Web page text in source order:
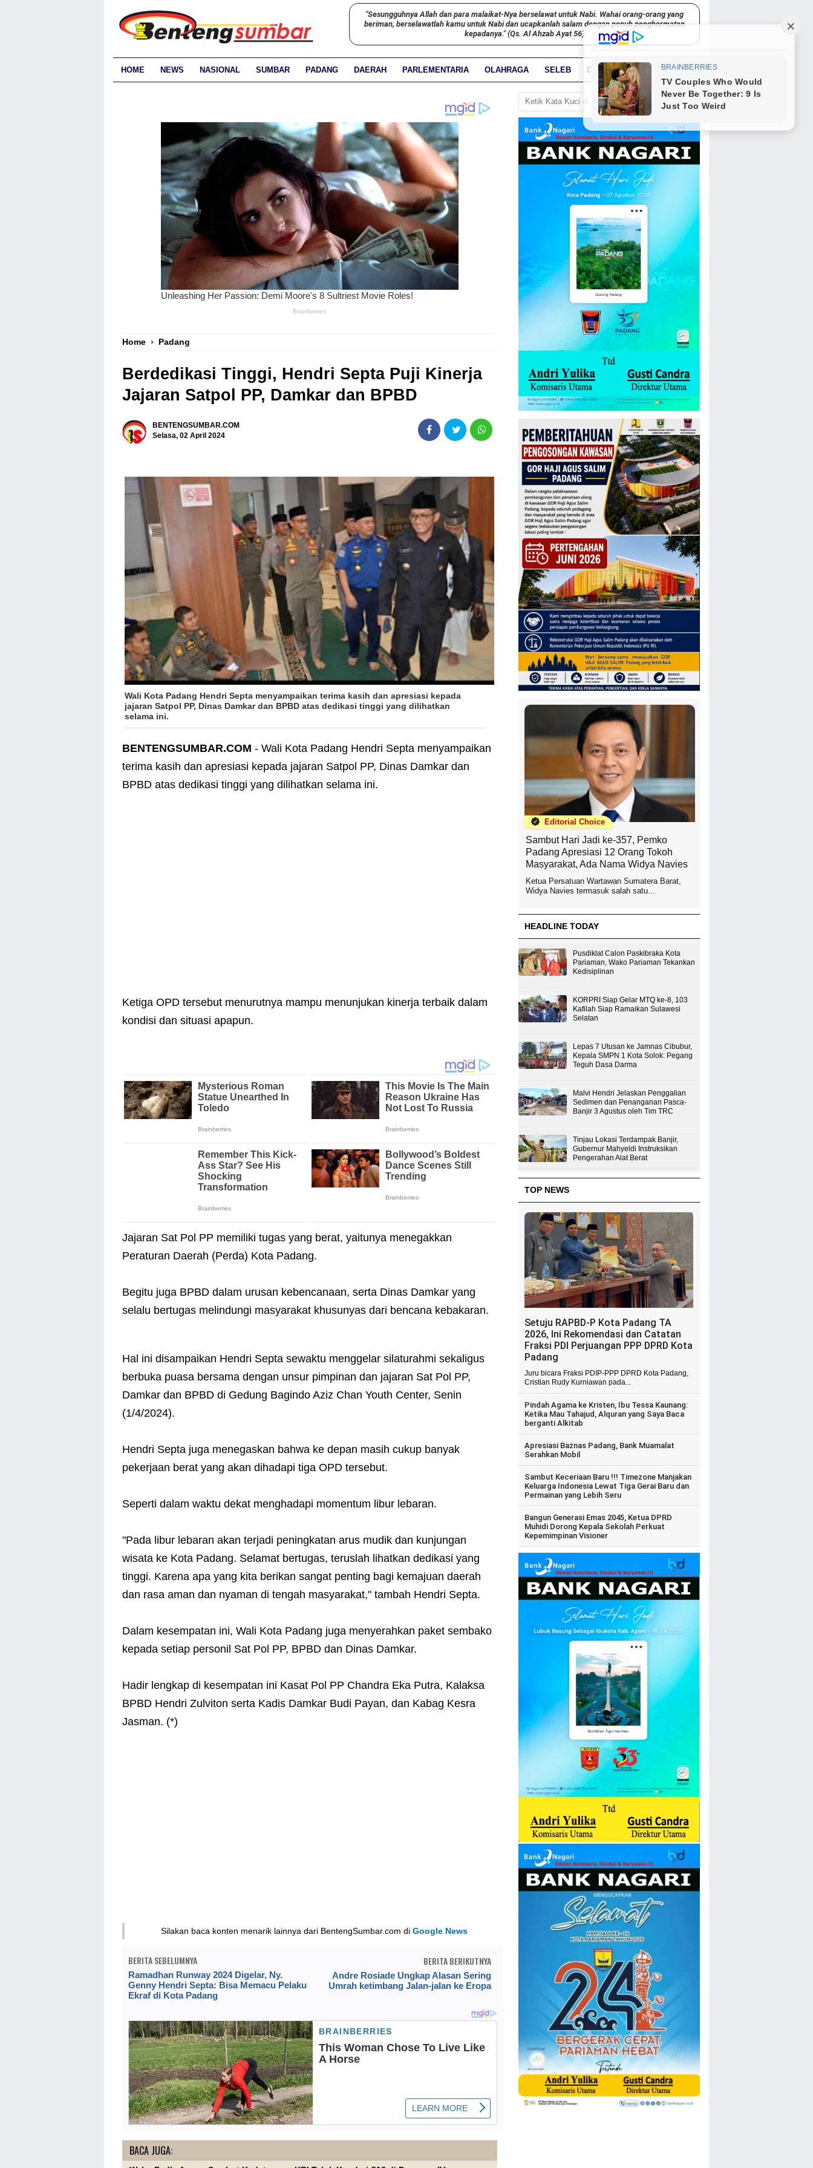
"Sesungguhnya Allah dan para malaikat-Nya berselawat untuk Nabi. Wahai orang-orang yang
beriman, berselawatlah kamu untuk Nabi dan ucapkanlah salam dengan penuh penghormatan
kepadanya." (Qs. Al Ahzab Ayat 56)
HOME NEWS NASIONAL SUMBAR PADANG DAERAH PARLEMENTARIA OLAHRAGA SELEB DUNIA PARIWARA
Home › Padang
Berdedikasi Tinggi, Hendri Septa Puji Kinerja
Jajaran Satpol PP, Damkar dan BPBD
BENTENGSUMBAR.COM
Selasa, 02 April 2024
Wali Kota Padang Hendri Septa menyampaikan terima kasih dan apresiasi kepada
jajaran Satpol PP, Dinas Damkar dan BPBD atas dedikasi tinggi yang dilihatkan
selama ini.
BENTENGSUMBAR.COM - Wali Kota Padang Hendri Septa menyampaikan
terima kasih dan apresiasi kepada jajaran Satpol PP, Dinas Damkar dan
BPBD atas dedikasi tinggi yang dilihatkan selama ini.
Ketiga OPD tersebut menurutnya mampu menunjukan kinerja terbaik dalam
kondisi dan situasi apapun.
Jajaran Sat Pol PP memiliki tugas yang berat, yaitunya menegakkan
Peraturan Daerah (Perda) Kota Padang.
Begitu juga BPBD dalam urusan kebencanaan, serta Dinas Damkar yang
selalu bertugas melindungi masyarakat khusunyas dari bencana kebakaran.
Hal ini disampaikan Hendri Septa sewaktu menggelar silaturahmi sekaligus
berbuka puasa bersama dengan unsur pimpinan dan jajaran Sat Pol PP,
Damkar dan BPBD di Gedung Bagindo Aziz Chan Youth Center, Senin
(1/4/2024).
Hendri Septa juga menegaskan bahwa ke depan masih cukup banyak
pekerjaan berat yang akan dihadapi tiga OPD tersebut.
Seperti dalam waktu dekat menghadapi momentum libur lebaran.
"Pada libur lebaran akan terjadi peningkatan arus mudik dan kunjungan
wisata ke Kota Padang. Selamat bertugas, teruslah lihatkan dedikasi yang
tinggi. Karena apa yang kita berikan sangat penting bagi kemajuan daerah
dan rasa aman dan nyaman di tengah masyarakat," tambah Hendri Septa.
Dalam kesempatan ini, Wali Kota Padang juga menyerahkan paket sembako
kepada setiap personil Sat Pol PP, BPBD dan Dinas Damkar.
Hadir lengkap di kesempatan ini Kasat Pol PP Chandra Eka Putra, Kalaksa
BPBD Hendri Zulviton serta Kadis Damkar Budi Payan, dan Kabag Kesra
Jasman. (*)
Silakan baca konten menarik lainnya dari BentengSumbar.com diGoogle News
BERITA SEBELUMNYA
Ramadhan Runway 2024 Digelar, Ny.
Genny Hendri Septa: Bisa Memacu Pelaku
Ekraf di Kota Padang
BERITA BERIKUTNYA
Andre Rosiade Ungkap Alasan Sering
Umrah ketimbang Jalan-jalan ke Eropa
BACA JUGA:
GO
Editorial Choice
Sambut Hari Jadi ke-357, Pemko
Padang Apresiasi 12 Orang Tokoh
Masyarakat, Ada Nama Widya Navies
Ketua Persatuan Wartawan Sumatera Barat,
Widya Navies termasuk salah satu...
HEADLINE TODAY
Pusdiklat Calon Paskibraka Kota
Pariaman, Wako Pariaman Tekankan
Kedisiplinan
KORPRI Siap Gelar MTQ ke-8, 103
Kafilah Siap Ramaikan Sulawesi
Selatan
Lepas 7 Utusan ke Jamnas Cibubur,
Kepala SMPN 1 Kota Solok: Pegang
Teguh Dasa Darma
Malvi Hendri Jelaskan Penggalian
Sedimen dan Penanganan Pasca-
Banjir 3 Agustus oleh Tim TRC
Tinjau Lokasi Terdampak Banjir,
Gubernur Mahyeldi Instruksikan
Pengerahan Alat Berat
TOP NEWS
Setuju RAPBD-P Kota Padang TA
2026, Ini Rekomendasi dan Catatan
Fraksi PDI Perjuangan PPP DPRD Kota
Padang
Juru bicara Fraksi PDIP-PPP DPRD Kota Padang,
Cristian Rudy Kurniawan pada...
Pindah Agama ke Kristen, Ibu Tessa Kaunang:
Ketika Mau Tahajud, Alquran yang Saya Baca
berganti Alkitab
Apresiasi Baznas Padang, Bank Muamalat
Serahkan Mobil
Sambut Keceriaan Baru !!! Timezone Manjakan
Keluarga Indonesia Lewat Tiga Gerai Baru dan
Permainan yang Lebih Seru
Bangun Generasi Emas 2045, Ketua DPRD
Muhidi Dorong Kepala Sekolah Perkuat
Kepemimpinan Visioner